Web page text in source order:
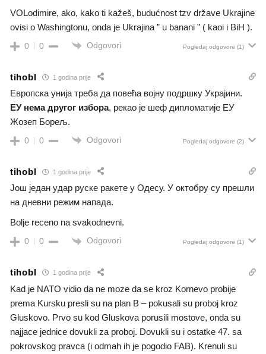
VOLodimire, ako, kako ti kažeš, budućnost tzv države Ukrajine
ovisi o Washingtonu, onda je Ukrajina ” u banani ” ( kaoi i BiH ).
0 0 Odgovori Pogledaj odgovore (1)
tihobl 1 godina prije
Европска унија треба да повећа војну подршку Украјини.
ЕУ нема другог избора, рекао је шеф дипломатије ЕУ
Жозеп Борељ.
0 0 Odgovori Pogledaj odgovore (2)
tihobl 1 godina prije
Још један удар руске ракете у Одесу. У октобру су прешли
на дневни режим напада.
Bolje receno na svakodnevni.
0 0 Odgovori Pogledaj odgovore (1)
tihobl 1 godina prije
Kad je NATO vidio da ne moze da se kroz Kornevo probije
prema Kursku presli su na plan B – pokusali su proboj kroz
Gluskovo. Prvo su kod Gluskova porusili mostove, onda su
najjace jednice dovukli za proboj. Dovukli su i ostatke 47. sa
pokrovskog pravca (i odmah ih je pogodio FAB). Krenuli su